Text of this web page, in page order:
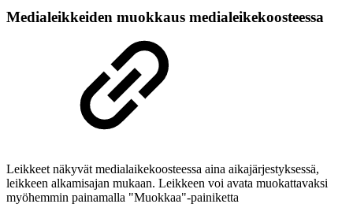
Medialeikkeiden muokkaus medialeikekoosteessa
Leikkeet näkyvät medialaikekoosteessa aina aikajärjestyksessä,
leikkeen alkamisajan mukaan. Leikkeen voi avata muokattavaksi
myöhemmin painamalla "Muokkaa"-painiketta